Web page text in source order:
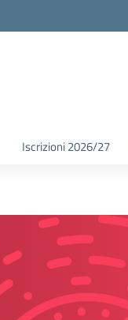
Iscrizioni 2026/27